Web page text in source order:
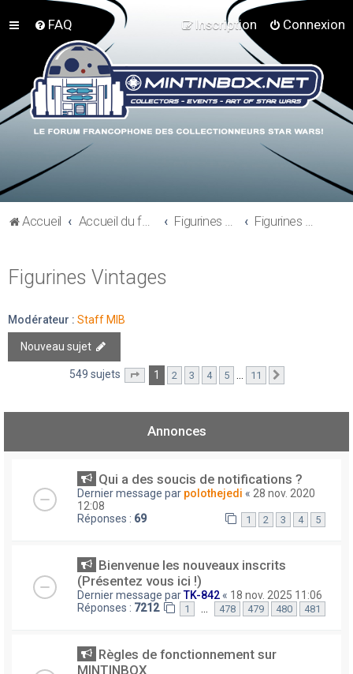
FAQ Connexion
Inscription
Accueil Accueil du forum Figurines 3"3/4, Playsets, Vaisseaux,… Figurines Vintages
Figurines Vintages
Modérateur : Staff MIB
Nouveau sujet
549 sujets Page sur11
1 2 3 4 5 … 11
Annonces
Qui a des soucis de notifications ?
Dernier message par polothejedi « 28 nov. 2020
12:08
Réponses : 69 1 2 3 4 5
Bienvenue les nouveaux inscrits
(Présentez vous ici !)
Dernier message parTK-842 « 18 nov. 2025 11:06
Réponses : 7212 1 … 478 479 480 481
Règles de fonctionnement sur
MINTINBOX